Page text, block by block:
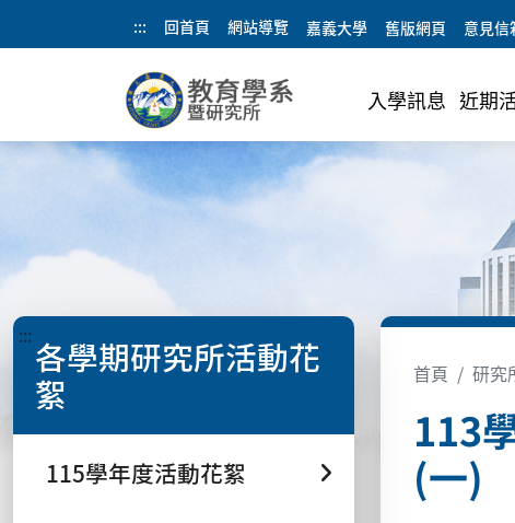
::: 回首頁 網站導覽 嘉義大學 舊版網頁 意見信
入學訊息 近期
::: 各學期研究所活動花
絮
115學年度活動花絮
首頁 研究
113
(一)